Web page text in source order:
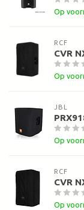
Op
RCF
CVR
Op
JBL
Op
RCF
CVR
Op